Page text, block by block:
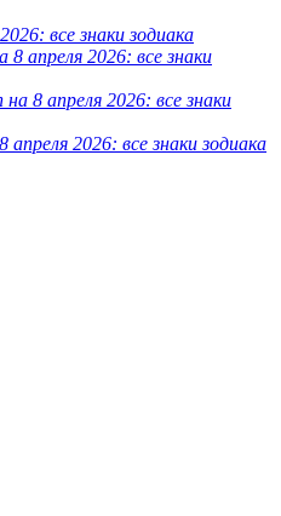
все знаки зодиака
апреля 2026: все знаки
8 апреля 2026: все знаки
2026: все знаки зодиака